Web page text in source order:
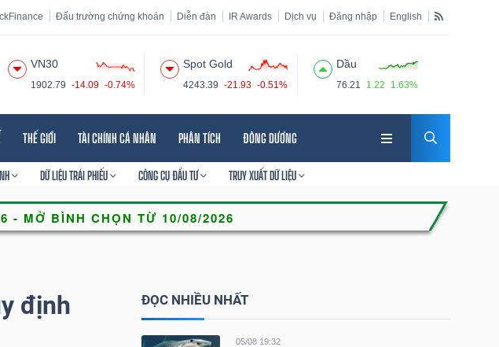
Đấu trường chứng khoán Diễn đàn IR Awards Dịch vụ Đăng nhập English
VN30
1902.79 -14.09 -0.74%
Spot Gold
4243.39 -21.93 -0.51%
Dầu
76.21 1.22 1.63%
THẾ GIỚI TÀI CHÍNH CÁ NHÂN PHÂN TÍCH ĐÔNG DƯƠNG
DỮ LIỆU TRÁI PHIẾU CÔNG CỤ ĐẦU TƯ TRUY XUẤT DỮ LIỆU
định
ĐỌC NHIỀU NHẤT
05/08 19:32